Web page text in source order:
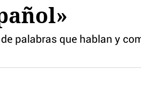
palabras que hablan y